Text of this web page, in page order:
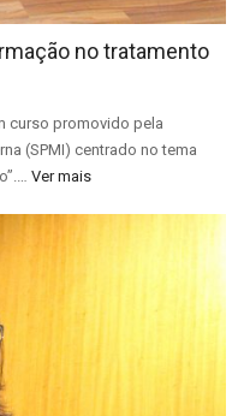
no tratamento
curso promovido pela
(SPMI) centrado no tema
Ver mais